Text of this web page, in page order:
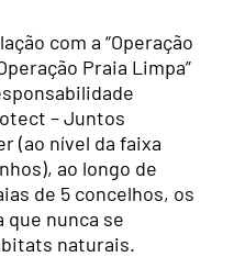
com a “Operação
Praia Limpa”
– Juntos
(ao nível da faixa
ao longo de
de 5 concelhos, os
nunca se
naturais.